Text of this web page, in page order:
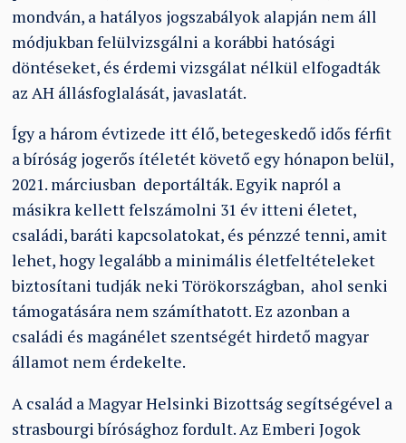
mondván, a hatályos jogszabályok alapján nem áll
módjukban felülvizsgálni a korábbi hatósági
döntéseket, és érdemi vizsgálat nélkül elfogadták
az AH állásfoglalását, javaslatát.
Így a három évtizede itt élő, betegeskedő idős férfit
a bíróság jogerős ítéletét követő egy hónapon belül,
2021. márciusban deportálták. Egyik napról a
másikra kellett felszámolni 31 év itteni életet,
családi, baráti kapcsolatokat, és pénzzé tenni, amit
lehet, hogy legalább a minimális életfeltételeket
biztosítani tudják neki Törökországban, ahol senki
támogatására nem számíthatott. Ez azonban a
családi és magánélet szentségét hirdető magyar
államot nem érdekelte.
A család a Magyar Helsinki Bizottság segítségével a
strasbourgi bírósághoz fordult. Az Emberi Jogok